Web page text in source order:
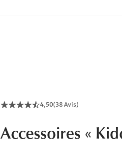
4,50(38 Avis)
Accessoires «